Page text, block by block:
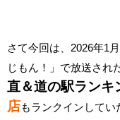
さて今回は、2026年1
じもん！」で放送され
直＆道の駅ランキ
店 もランクインしてい